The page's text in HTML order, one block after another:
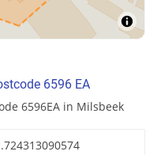
6596 EA
6596EA in Milsbeek